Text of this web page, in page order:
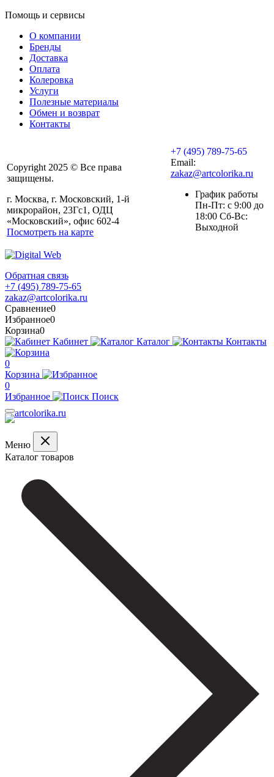
Помощь и сервисы
О компании
Бренды
Доставка
Оплата
Колеровка
Услуги
Полезные материалы
Обмен и возврат
Контакты
Copyright 2025 © Все права
защищены.
г. Москва, г. Московский, 1-й
микрорайон, 23Гс1, ОДЦ
«Московский», офис 602-4
Посмотреть на карте
+7 (495) 789-75-65
Email:
zakaz@artcolorika.ru
График работы
Пн-Пт: с 9:00 до
18:00 Сб-Вс:
Выходной
Обратная связь
+7 (495) 789-75-65
zakaz@artcolorika.ru
Сравнение0
Избранное0
Корзина0
Кабинет
Каталог Контакты
0
Корзина
0
Избранное
Поиск
Меню
Каталог товаров